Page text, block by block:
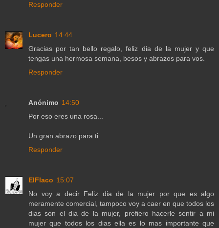
Responder
Lucero 14:44
Gracias por tan bello regalo, feliz dia de la mujer y que
tengas una hermosa semana, besos y abrazos para vos.
Responder
Anónimo 14:50
Por eso eres una rosa...
Un gran abrazo para ti.
Responder
ElFlaco 15:07
No voy a decir Feliz dia de la mujer por que es algo
meramente comercial, tampoco voy a caer en que todos los
dias son el dia de la mujer, prefiero hacerle sentir a mi
mujer que todos los dias ella es lo mas importante que